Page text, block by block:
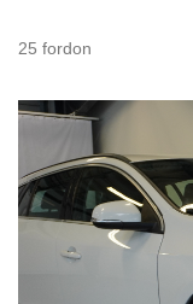
25 fordon